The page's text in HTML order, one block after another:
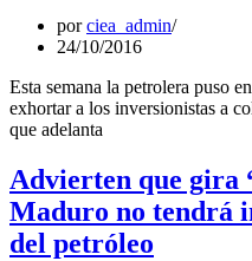
porciea_admin
24/10/2016
Esta semana la petrolera puso
exhortar a los inversionistas a
que adelanta
Advierten que gira
Maduro no tendrá
del petróleo